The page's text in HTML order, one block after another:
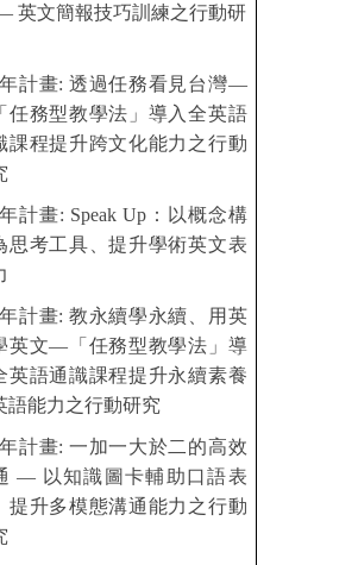
英文簡報技巧訓練之行動研
計畫: 透過任務看見台灣—
任務型教學法」導入全英語
課程提升跨文化能力之行動
年計畫: Speak Up：以概念構
思考工具、提升學術英文表
年計畫: 教永續學永續、用英
英文—「任務型教學法」導
英語通識課程提升永續素養
語能力之行動研究
計畫: 一加一大於二的高效
— 以知識圖卡輔助口語表
提升多模態溝通能力之行動